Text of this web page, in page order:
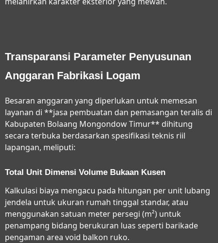
Transparansi Parameter Penyusunan
Anggaran Fabrikasi Logam
Besaran anggaran yang diperlukan untuk memesan
layanan di **jasa pembuatan dan pemasangan teralis di
Kabupaten Bolaang Mongondow Timur** dihitung
secara terbuka berdasarkan spesifikasi teknis riil
lapangan, meliputi:
Total Unit Dimensi Volume Bukaan Kusen
Kalkulasi biaya mengacu pada hitungan per unit lubang
jendela untuk ukuran rumah tinggal standar, atau
menggunakan satuan meter persegi (m²) untuk
penampang bidang berukuran luas seperti barikade
pengaman area void balkon ruko.